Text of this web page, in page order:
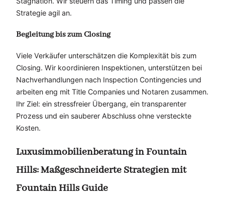
Strategie agil an.
Begleitung bis zum Closing
Viele Verkäufer unterschätzen die Komplexität bis zum
Closing. Wir koordinieren Inspektionen, unterstützen bei
Nachverhandlungen nach Inspection Contingencies und
arbeiten eng mit Title Companies und Notaren zusammen.
Ihr Ziel: ein stressfreier Übergang, ein transparenter
Prozess und ein sauberer Abschluss ohne versteckte
Kosten.
Luxusimmobilienberatung in Fountain
Hills: Maßgeschneiderte Strategien mit
Fountain Hills Guide